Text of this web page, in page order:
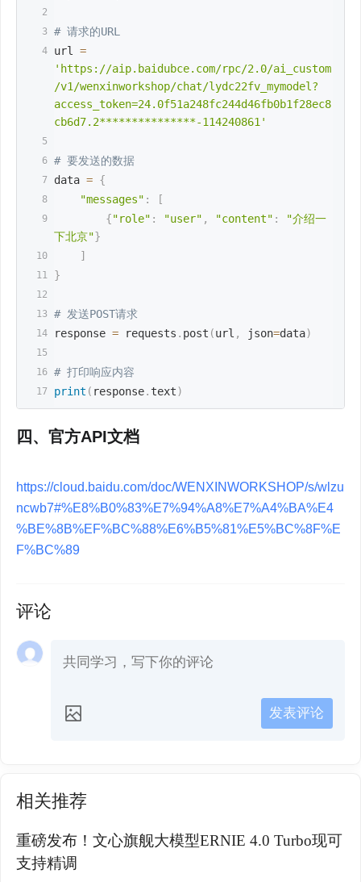
# 请求的URL
url =
'https://aip.baidubce.com/rpc/2.0/ai_custom
/v1/wenxinworkshop/chat/lydc22fv_mymodel?
access_token=24.0f51a248fc244d46fb0b1f28ec8
cb6d7.2***************-114240861'
# 要发送的数据
data = {
"messages" :
[
{"role" : "user" , "content" :
"介绍一
下北京"}
]
}
# 发送POST请求
response = requests . post (url , json=data)
# 打印响应内容
print ( response. text)
四、官方API文档
https://cloud.baidu.com/doc/WENXINWORKSHOP/s/wlzu
ncwb7#%E8%B0%83%E7%94%A8%E7%A4%BA%E4
%BE%8B%EF%BC%88%E6%B5%81%E5%BC%8F%E
F%BC%89
评论
发表评论
相关推荐
重磅发布！文心旗舰大模型ERNIE 4.0 Turbo现可
支持精调